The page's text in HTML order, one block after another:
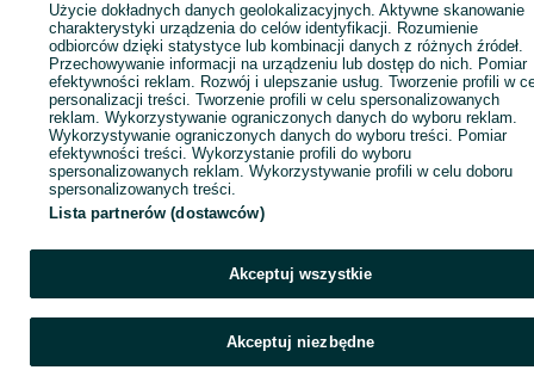
Użycie dokładnych danych geolokalizacyjnych. Aktywne skanowanie
charakterystyki urządzenia do celów identyfikacji. Rozumienie
odbiorców dzięki statystyce lub kombinacji danych z różnych źródeł.
Przechowywanie informacji na urządzeniu lub dostęp do nich. Pomiar
efektywności reklam. Rozwój i ulepszanie usług. Tworzenie profili w
personalizacji treści. Tworzenie profili w celu spersonalizowanych
reklam. Wykorzystywanie ograniczonych danych do wyboru reklam.
Wykorzystywanie ograniczonych danych do wyboru treści. Pomiar
efektywności treści. Wykorzystanie profili do wyboru
spersonalizowanych reklam. Wykorzystywanie profili w celu doboru
spersonalizowanych treści.
Lista partnerów (dostawców)
Akceptuj wszystkie
Akceptuj niezbędne